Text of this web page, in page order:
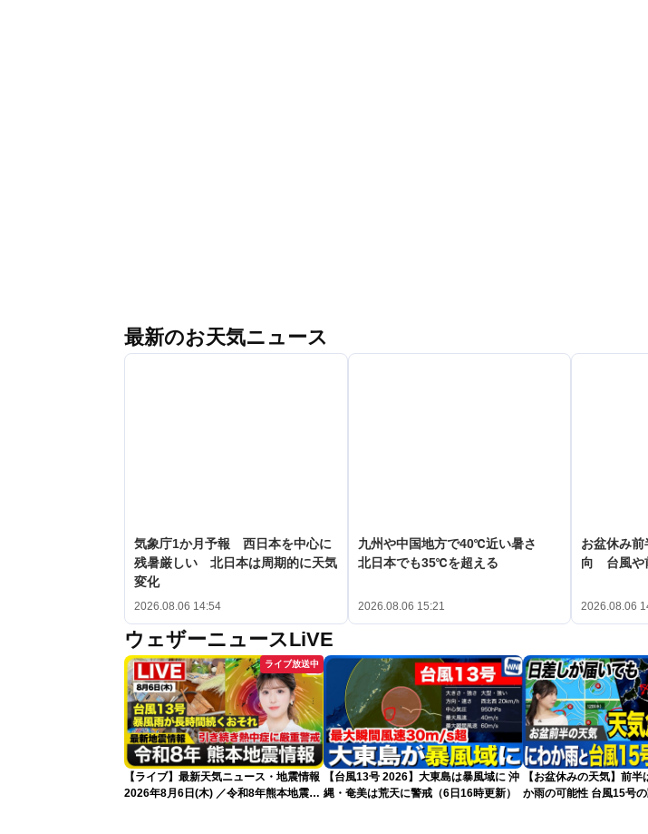
最新のお天気ニュース
気象庁1か月予報 西日本を中心に
残暑厳しい 北日本は周期的に天気
変化
2026.08.06 14:54
九州や中国地方で40℃近い暑さ
北日本でも35℃を超える
2026.08.06 15:21
お盆休み
向 台風や
2026.08.06
ウェザーニュースLiVE
ライブ放送中
【ライブ】最新天気ニュース・地震情報
2026年8月6日(木) ／令和8年熊本地震情
【台風13号 2026】大東島は暴風域に 沖
縄・奄美は荒天に警戒（6日16時更新）
【お盆休みの天気】前
か雨の可能性 台風15号